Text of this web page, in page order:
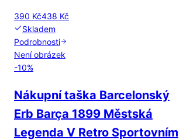
390 Kč438 Kč
Skladem
Podrobnosti
Není obrázek
-10%
Nákupní taška Barcelonský
Erb Barça 1899 Městská
Legenda V Retro Sportovním